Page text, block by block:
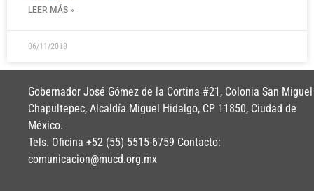
LEER MÁS »
06/11/2018
Gobernador José Gómez de la Cortina #21, Colonia San Miguel
Chapultepec, Alcaldía Miguel Hidalgo, CP 11850, Ciudad de
México.
Tels. Oficina +52 (55) 5515-6759 Contacto:
comunicacion@mucd.org.mx